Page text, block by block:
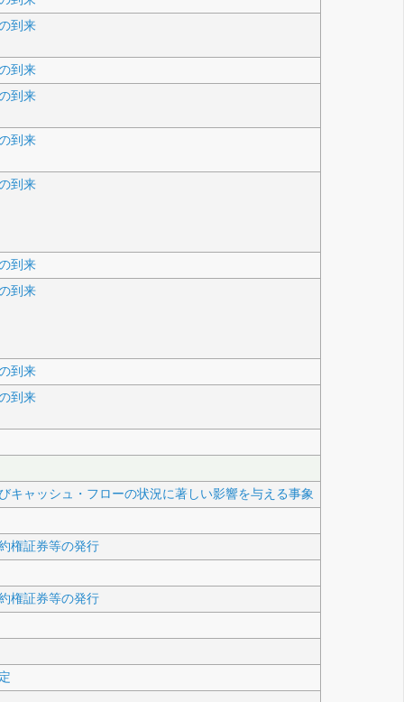
到来
到来
到来
到来
到来
到来
到来
到来
到来
キャッシュ・フローの状況に著しい影響を与える事象
権証券等の発行
権証券等の発行